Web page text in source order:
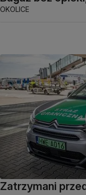
OKOLICE
Zatrzymani